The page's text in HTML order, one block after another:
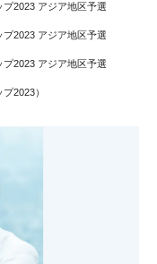
2023 アジア地区予選
2023 アジア地区予選
2023 アジア地区予選
2023）